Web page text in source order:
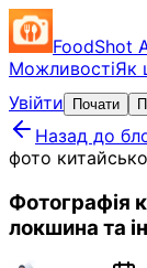
FoodShot
МожливостіЯк
Увійти
Почати
Назад до
фото
Фотографія
локшина та